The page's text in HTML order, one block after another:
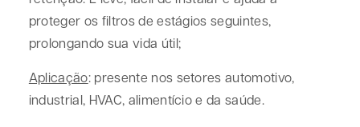
proteger os filtros de estágios seguintes,
prolongando sua vida útil;
Aplicação: presente nos setores automotivo,
industrial, HVAC, alimentício e da saúde.